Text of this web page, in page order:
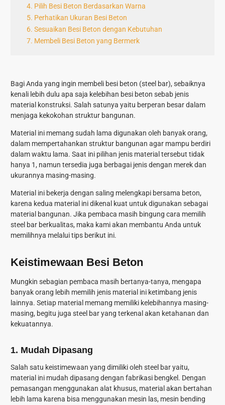
4. Pilih Besi Beton Berdasarkan Warna
5. Perhatikan Ukuran Besi Beton
6. Sesuaikan Besi Beton dengan Kebutuhan
7. Membeli Besi Beton yang Bermerk
Bagi Anda yang ingin membeli besi beton (steel bar), sebaiknya
kenali lebih dulu apa saja kelebihan besi beton sebab jenis
material konstruksi. Salah satunya yaitu berperan besar dalam
menjaga kekokohan struktur bangunan.
Material ini memang sudah lama digunakan oleh banyak orang,
dalam mempertahankan struktur bangunan agar mampu berdiri
dalam waktu lama. Saat ini pilihan jenis material tersebut tidak
hanya 1, namun tersedia juga berbagai jenis dengan merek dan
ukurannya masing-masing.
Material ini bekerja dengan saling melengkapi bersama beton,
karena kedua material ini dikenal kuat untuk digunakan sebagai
material bangunan. Jika pembaca masih bingung cara memilih
steel bar berkualitas, maka kami akan membantu Anda untuk
memilihnya melalui tips berikut ini.
Keistimewaan Besi Beton
Mungkin sebagian pembaca masih bertanya-tanya, mengapa
banyak orang lebih memilih jenis material ini ketimbang jenis
lainnya. Setiap material memang memiliki kelebihannya masing-
masing, begitu juga steel bar yang terkenal akan ketahanan dan
kekuatannya.
1. Mudah Dipasang
Salah satu keistimewaan yang dimiliki oleh steel bar yaitu,
material ini mudah dipasang dengan fabrikasi bengkel. Dengan
pemasangan menggunakan alat khusus, material akan bertahan
lebih lama karena bisa menggunakan mesin las, mesin bending